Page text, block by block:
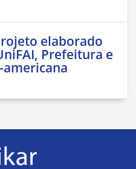
elaborado
Prefeitura e